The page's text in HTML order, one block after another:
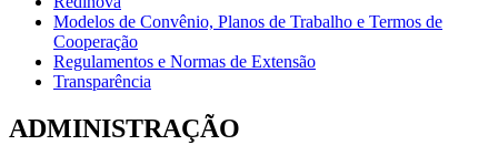
Modelos de Convênio, Planos de Trabalho e Termos de
Cooperação
Regulamentos e Normas de Extensão
Transparência
ADMINISTRAÇÃO